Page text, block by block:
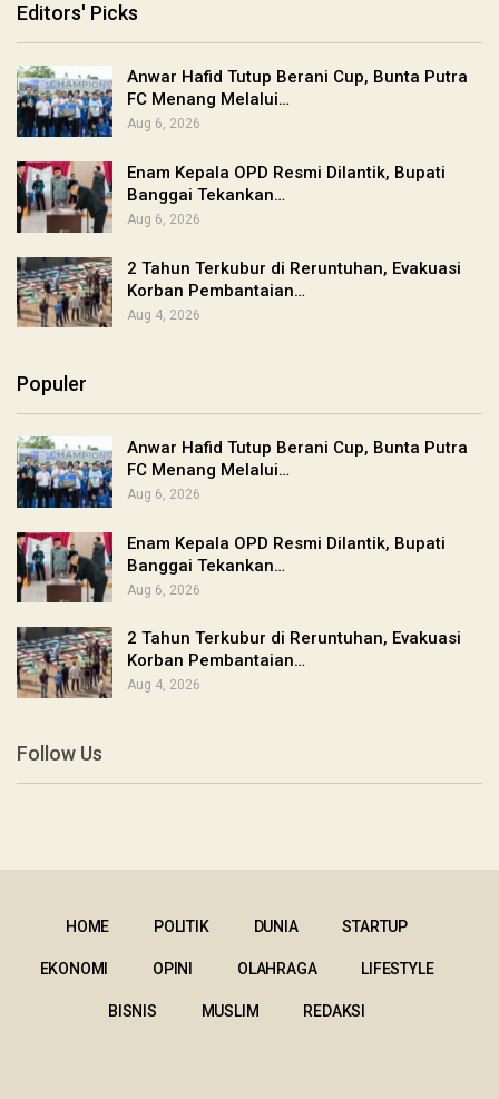
Editors' Picks
Anwar Hafid Tutup Berani Cup, Bunta Putra
FC Menang Melalui…
Aug 6, 2026
Enam Kepala OPD Resmi Dilantik, Bupati
Banggai Tekankan…
Aug 6, 2026
2 Tahun Terkubur di Reruntuhan, Evakuasi
Korban Pembantaian…
Aug 4, 2026
Populer
Anwar Hafid Tutup Berani Cup, Bunta Putra
FC Menang Melalui…
Aug 6, 2026
Enam Kepala OPD Resmi Dilantik, Bupati
Banggai Tekankan…
Aug 6, 2026
2 Tahun Terkubur di Reruntuhan, Evakuasi
Korban Pembantaian…
Aug 4, 2026
Follow Us
HOME POLITIK DUNIA STARTUP
EKONOMI OPINI OLAHRAGA LIFESTYLE
BISNIS MUSLIM REDAKSI